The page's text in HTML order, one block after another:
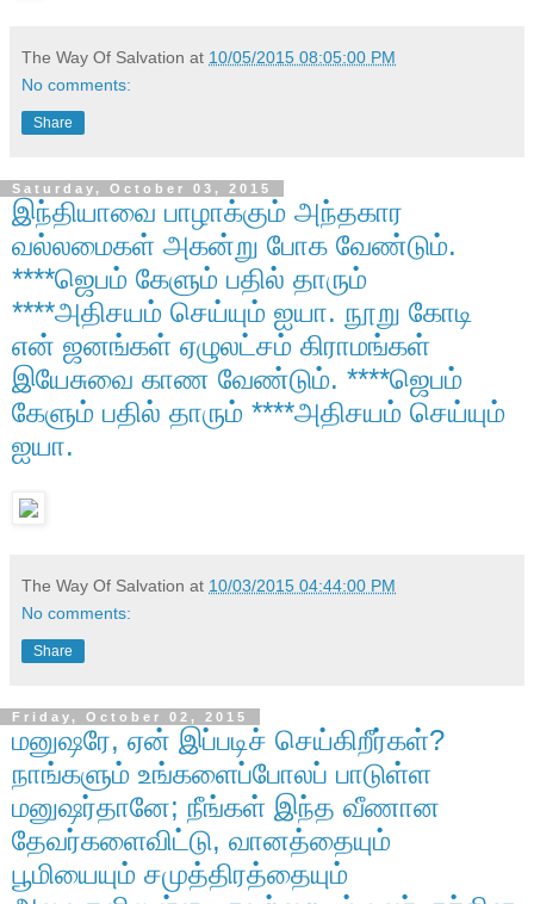
The Way Of Salvation at 10/05/2015 08:05:00 PM
No comments:
Share
Saturday, October 03, 2015
இந்தியாவை பாழாக்கும் அந்தகார
வல்லமைகள் அகன்று போக வேண்டும்.
****ஜெபம் கேளும் பதில் தாரும்
****அதிசயம் செய்யும் ஐயா. நூறு கோடி
என் ஜனங்கள் ஏழுலட்சம் கிராமங்கள்
இயேசுவை காண வேண்டும். ****ஜெபம்
கேளும் பதில் தாரும் ****அதிசயம் செய்யும்
ஐயா.
The Way Of Salvation at 10/03/2015 04:44:00 PM
No comments:
Share
Friday, October 02, 2015
மனுஷரே, ஏன் இப்படிச் செய்கிறீர்கள்?
நாங்களும் உங்களைப்போலப் பாடுள்ள
மனுஷர்தானே; நீங்கள் இந்த வீணான
தேவர்களைவிட்டு, வானத்தையும்
பூமியையும் சமுத்திரத்தையும்